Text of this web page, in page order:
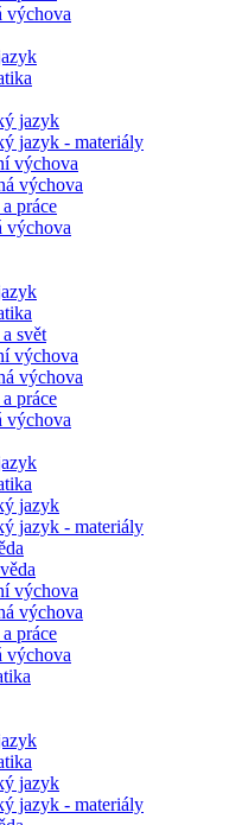
výchova
jazyk
jazyk - materiály
výchova
výchova
práce
výchova
svět
výchova
výchova
práce
výchova
jazyk
jazyk - materiály
výchova
výchova
práce
výchova
jazyk
jazyk - materiály